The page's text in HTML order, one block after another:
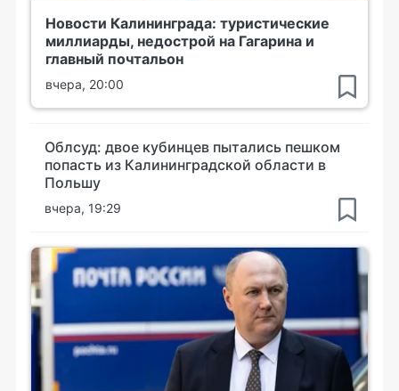
Новости Калининграда: туристические
миллиарды, недострой на Гагарина и
главный почтальон
вчера, 20:00
Облсуд: двое кубинцев пытались пешком
попасть из Калининградской области в
Польшу
вчера, 19:29